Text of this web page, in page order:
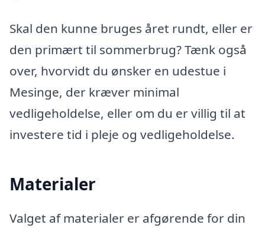
Skal den kunne bruges året rundt, eller er
den primært til sommerbrug? Tænk også
over, hvorvidt du ønsker en udestue i
Mesinge, der kræver minimal
vedligeholdelse, eller om du er villig til at
investere tid i pleje og vedligeholdelse.
Materialer
Valget af materialer er afgørende for din